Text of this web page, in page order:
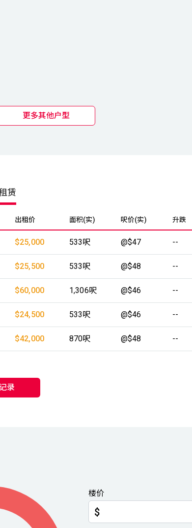
更多其他户型
赁
出租价 面积(实) 呎价(实) 升跌
$25,000 533呎 @$47 --
$25,500 533呎 @$48 --
$60,000 1,306呎 @$46 --
$24,500 533呎 @$46 --
$42,000 870呎 @$48 --
录
楼价
$